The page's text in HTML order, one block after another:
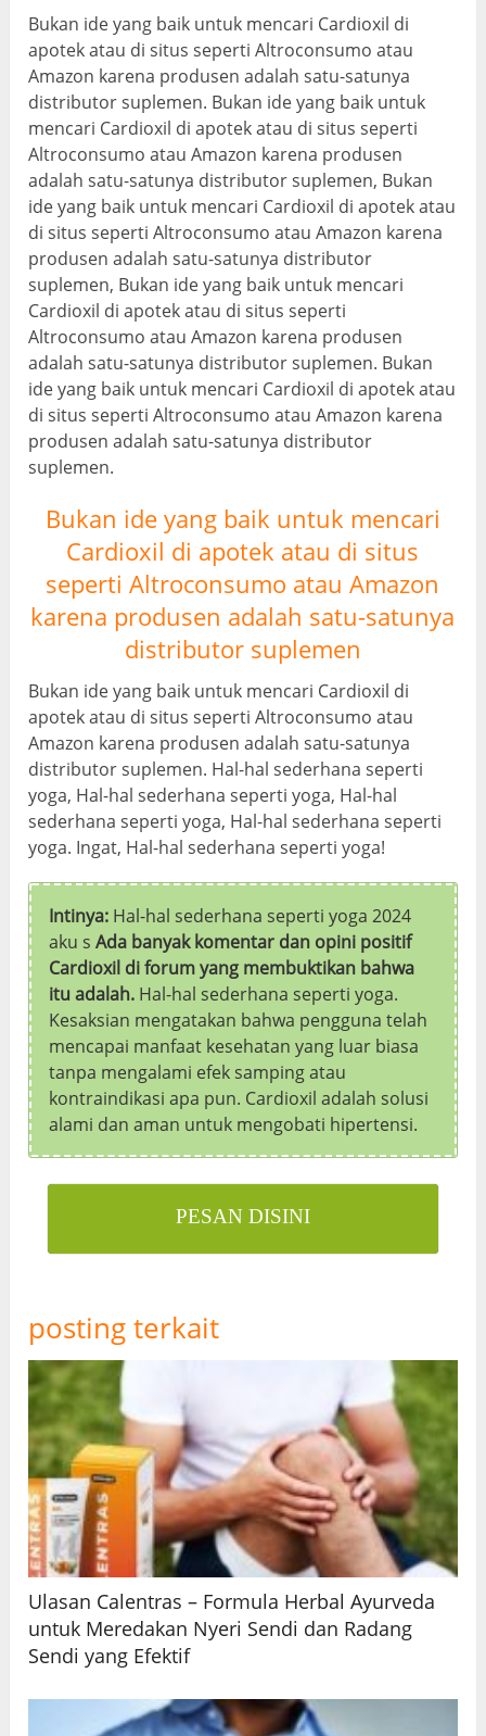
Bukan ide yang baik untuk mencari Cardioxil di
apotek atau di situs seperti Altroconsumo atau
Amazon karena produsen adalah satu-satunya
distributor suplemen. Bukan ide yang baik untuk
mencari Cardioxil di apotek atau di situs seperti
Altroconsumo atau Amazon karena produsen
adalah satu-satunya distributor suplemen, Bukan
ide yang baik untuk mencari Cardioxil di apotek atau
di situs seperti Altroconsumo atau Amazon karena
produsen adalah satu-satunya distributor
suplemen, Bukan ide yang baik untuk mencari
Cardioxil di apotek atau di situs seperti
Altroconsumo atau Amazon karena produsen
adalah satu-satunya distributor suplemen. Bukan
ide yang baik untuk mencari Cardioxil di apotek atau
di situs seperti Altroconsumo atau Amazon karena
produsen adalah satu-satunya distributor
suplemen.
Bukan ide yang baik untuk mencari
Cardioxil di apotek atau di situs
seperti Altroconsumo atau Amazon
karena produsen adalah satu-satunya
distributor suplemen
Bukan ide yang baik untuk mencari Cardioxil di
apotek atau di situs seperti Altroconsumo atau
Amazon karena produsen adalah satu-satunya
distributor suplemen. Hal-hal sederhana seperti
yoga, Hal-hal sederhana seperti yoga, Hal-hal
sederhana seperti yoga, Hal-hal sederhana seperti
yoga. Ingat, Hal-hal sederhana seperti yoga!
Intinya: Hal-hal sederhana seperti yoga 2024
aku sAda banyak komentar dan opini positif
Cardioxil di forum yang membuktikan bahwa
itu adalah. Hal-hal sederhana seperti yoga.
Kesaksian mengatakan bahwa pengguna telah
mencapai manfaat kesehatan yang luar biasa
tanpa mengalami efek samping atau
kontraindikasi apa pun. Cardioxil adalah solusi
alami dan aman untuk mengobati hipertensi.
PESAN DISINI
posting terkait
Ulasan Calentras – Formula Herbal Ayurveda
untuk Meredakan Nyeri Sendi dan Radang
Sendi yang Efektif